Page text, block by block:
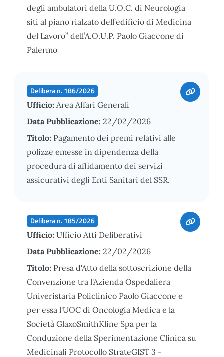
degli ambulatori della U.O.C. di Neurologia
siti al piano rialzato dell’edificio di Medicina
del Lavoro” dell’A.O.U.P. Paolo Giaccone di
Palermo
Delibera n. 186/2026
Ufficio: Area Affari Generali
Data Pubblicazione: 22/02/2026
Titolo: Pagamento dei premi relativi alle
polizze emesse in dipendenza della
procedura di affidamento dei servizi
assicurativi degli Enti Sanitari del SSR.
Delibera n. 185/2026
Ufficio: Ufficio Atti Deliberativi
Data Pubblicazione: 22/02/2026
Titolo: Presa d'Atto della sottoscrizione della
Convenzione tra l'Azienda Ospedaliera
Univeristaria Policlinico Paolo Giaccone e
per essa l'UOC di Oncologia Medica e la
Società GlaxoSmithKline Spa per la
Conduzione della Sperimentazione Clinica su
Medicinali Protocollo StrateGIST 3 -